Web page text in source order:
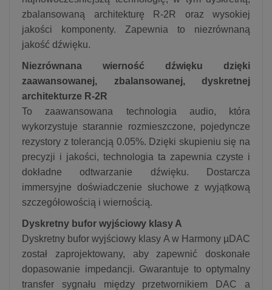
zbalansowaną architekturę R-2R oraz wysokiej
jakości komponenty. Zapewnia to niezrównaną
jakość dźwięku.
Niezrównana wierność dźwięku dzięki
zaawansowanej, zbalansowanej, dyskretnej
architekturze R-2R
To zaawansowana technologia audio, która
wykorzystuje starannie rozmieszczone, pojedyncze
rezystory z tolerancją 0.05%. Dzięki skupieniu się na
precyzji i jakości, technologia ta zapewnia czyste i
dokładne odtwarzanie dźwięku. Dostarcza
immersyjne doświadczenie słuchowe z wyjątkową
szczegółowością i wiernością.
Dyskretny bufor wyjściowy klasy A
Dyskretny bufor wyjściowy klasy A w Harmony µDAC
został zaprojektowany, aby zapewnić doskonałe
dopasowanie impedancji. Gwarantuje to optymalny
transfer sygnału między przetwornikiem DAC a